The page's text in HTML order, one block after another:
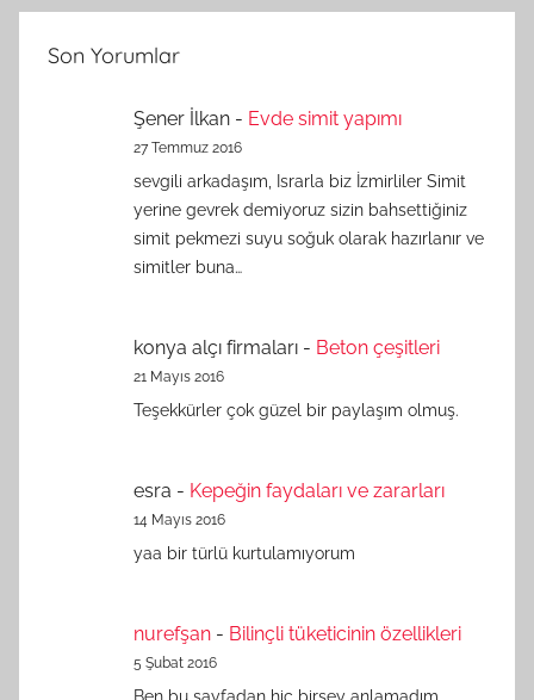
Son Yorumlar
Şener İlkan - Evde simit yapımı
27 Temmuz 2016
sevgili arkadaşım, Israrla biz İzmirliler Simit
yerine gevrek demiyoruz sizin bahsettiğiniz
simit pekmezi suyu soğuk olarak hazırlanır ve
simitler buna…
konya alçı firmaları - Beton çeşitleri
21 Mayıs 2016
Teşekkürler çok güzel bir paylaşım olmuş.
esra - Kepeğin faydaları ve zararları
14 Mayıs 2016
yaa bir türlü kurtulamıyorum
nurefşan - Bilinçli tüketicinin özellikleri
5 Şubat 2016